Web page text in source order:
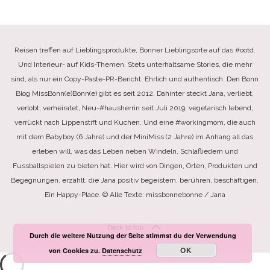
Reisen treffen auf Lieblingsprodukte, Bonner Lieblingsorte auf das #ootd.
Und Interieur- auf Kids-Themen. Stets unterhaltsame Stories, die mehr
sind, als nur ein Copy-Paste-PR-Bericht. Ehrlich und authentisch. Den Bonn
Blog MissBonn(e)Bonn(e) gibt es seit 2012. Dahinter steckt Jana, verliebt,
verlobt, verheiratet, Neu-#hausherrin seit Juli 2019, vegetarisch lebend,
verrückt nach Lippenstift und Kuchen. Und eine #workingmom, die auch
mit dem Babyboy (6 Jahre) und der MiniMiss (2 Jahre) im Anhang all das
erleben will, was das Leben neben Windeln, Schlafliedern und
Fussballspielen zu bieten hat. Hier wird von Dingen, Orten, Produkten und
Begegnungen, erzählt, die Jana positiv begeistern, berühren, beschäftigen.
Ein Happy-Place. © Alle Texte: missbonnebonne / Jana
Back to top
Durch die weitere Nutzung der Seite stimmst du der Verwendung
von Cookies zu.Datenschutz OK